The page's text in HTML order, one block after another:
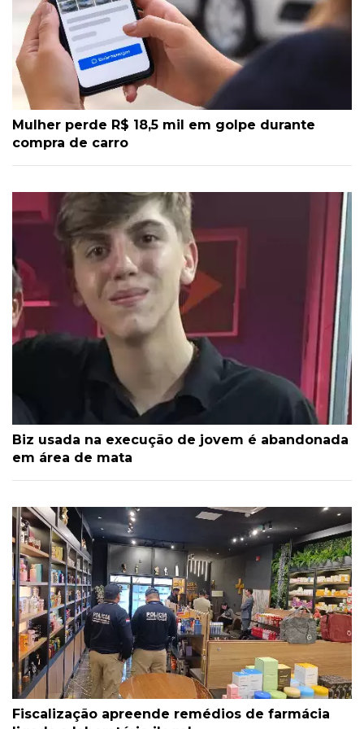
Mulher perde R$ 18,5 mil em golpe durante
compra de carro
Biz usada na execução de jovem é abandonada
em área de mata
Fiscalização apreende remédios de farmácia